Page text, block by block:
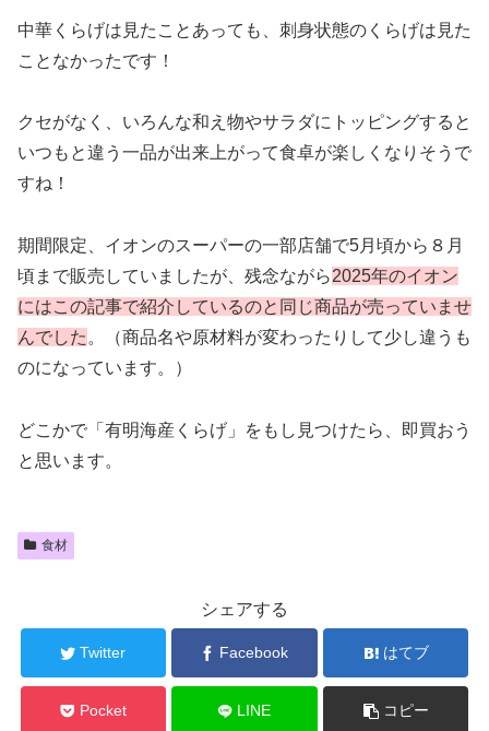
中華くらげは見たことあっても、刺身状態のくらげは見た
ことなかったです！
クセがなく、いろんな和え物やサラダにトッピングすると
いつもと違う一品が出来上がって食卓が楽しくなりそうで
すね！
期間限定、イオンのスーパーの一部店舗で5月頃から８月
頃まで販売していましたが、残念ながら2025年のイオン
にはこの記事で紹介しているのと同じ商品が売っていませ
んでした 。（商品名や原材料が変わったりして少し違うも
のになっています。）
どこかで「有明海産くらげ」をもし見つけたら、即買おう
と思います。
食材
シェアする
Twitter Facebook はてブ
Pocket LINE コピー